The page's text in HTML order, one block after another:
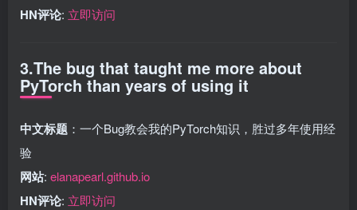
HN评论: 立即访问
3.The bug that taught me more about
PyTorch than years of using it
中文标题 ：一个Bug教会我的PyTorch知识，胜过多年使用经
验
网站: elanapearl.github.io
HN评论: 立即访问